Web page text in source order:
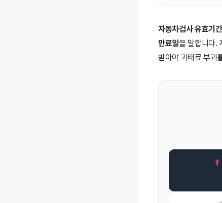
자동차검사 유효기간
만료일을 말합니다.
받아야 과태료 부과